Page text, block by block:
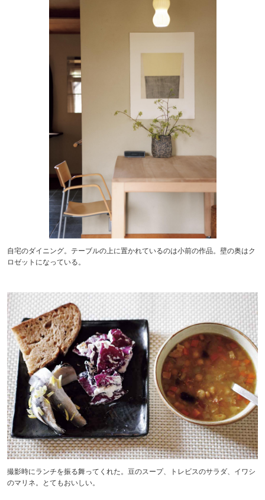
自宅のダイニング。テーブルの上に置かれているのは小前の作品。壁の奥はク
ロゼットになっている。
撮影時にランチを振る舞ってくれた。豆のスープ、トレビスのサラダ、イワシ
のマリネ。とてもおいしい。